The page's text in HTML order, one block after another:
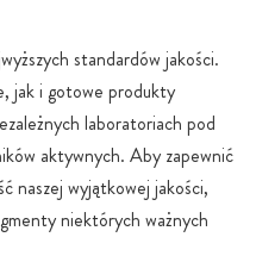
standardów jakości.
jak i gotowe produkty
laboratoriach pod
aktywnych. Aby zapewnić
naszej wyjątkowej jakości,
niektórych ważnych